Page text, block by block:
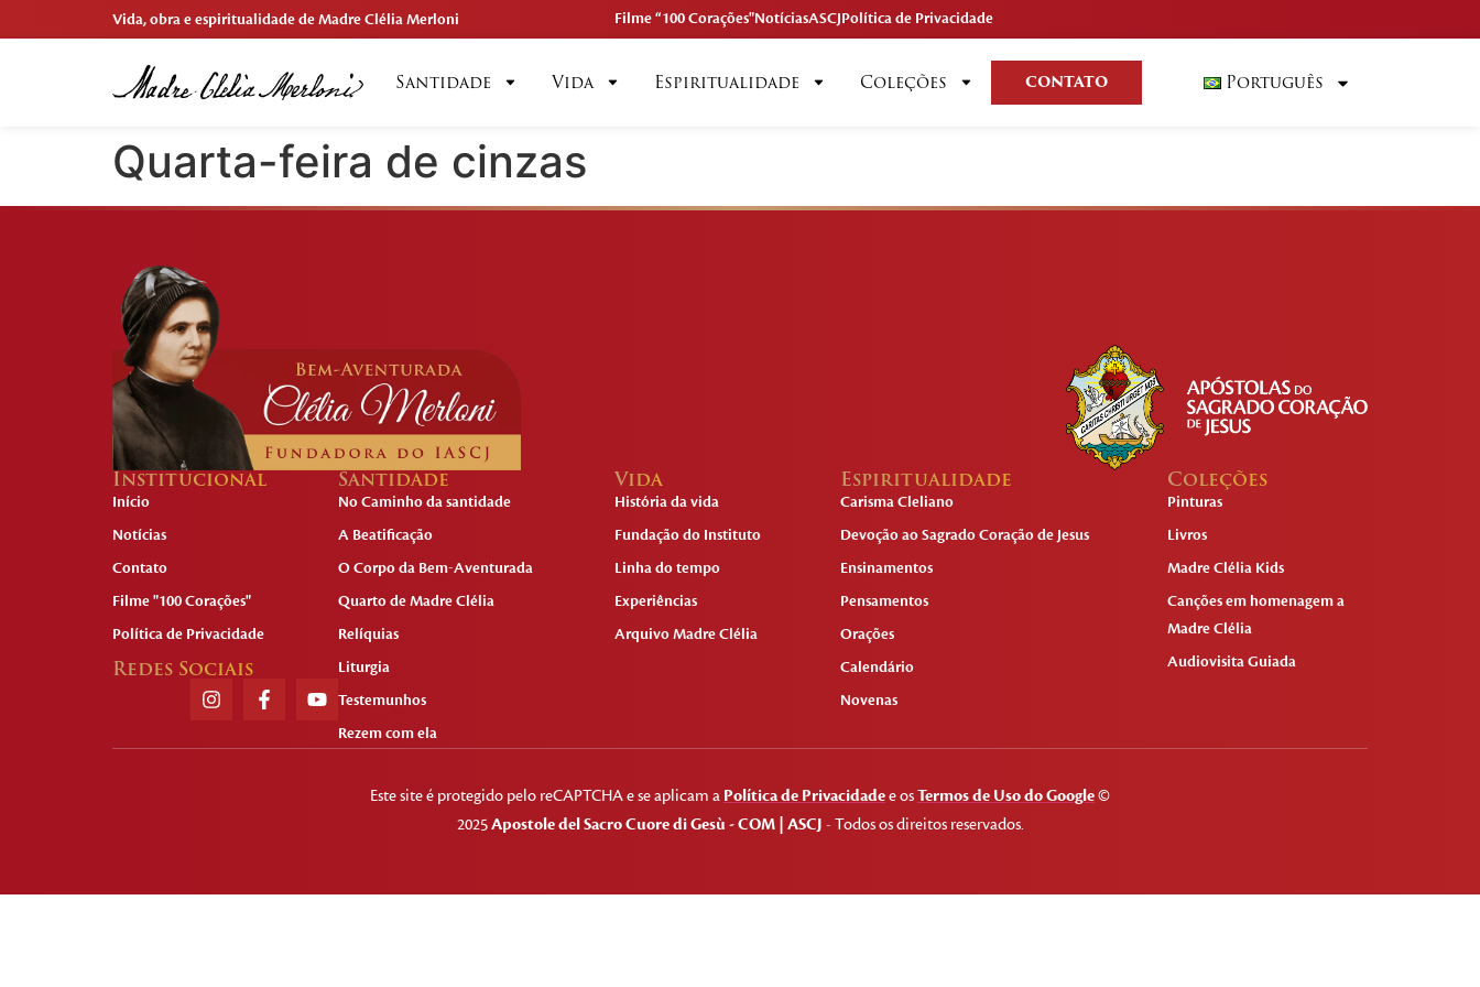
Vida, obra e espiritualidade de Madre Clélia Merloni Filme “100 Corações"NotíciasASCJPolítica de Privacidade
Santidade Vida Espiritualidade Coleções CONTATO Português
Quarta-feira de cinzas
Institucional
Início
Notícias
Contato
Filme "100 Corações"
Política de Privacidade
Redes Sociais
Santidade
No Caminho da santidade
A Beatificação
O Corpo da Bem-Aventurada
Quarto de Madre Clélia
Relíquias
Liturgia
Testemunhos
Rezem com ela
Vida
História da vida
Fundação do Instituto
Linha do tempo
Experiências
Arquivo Madre Clélia
Espiritualidade
Carisma Cleliano
Devoção ao Sagrado Coração de Jesus
Ensinamentos
Pensamentos
Orações
Calendário
Novenas
Coleções
Pinturas
Livros
Madre Clélia Kids
Canções em homenagem a
Madre Clélia
Audiovisita Guiada
Este site é protegido pelo reCAPTCHA e se aplicam a Política de Privacidadee osTermos de Uso do Google©
2025Apostole del Sacro Cuore di Gesù - COM | ASCJ - Todos os direitos reservados.